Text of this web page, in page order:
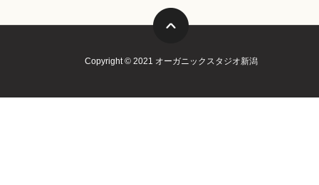
Copyright © 2021 オーガニックスタジオ新潟